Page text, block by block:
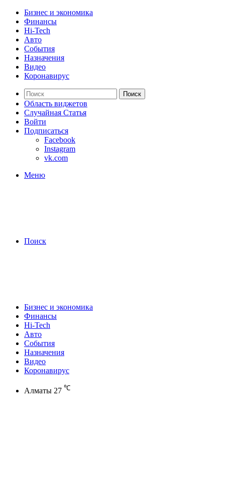
Бизнес и экономика
Финансы
Hi-Tech
Авто
События
Назначения
Видео
Коронавирус
Поиск
Область виджетов
Случайная Статья
Войти
Подписаться
Facebook
Instagram
vk.com
Меню
Поиск
Бизнес и экономика
Финансы
Hi-Tech
Авто
События
Назначения
Видео
Коронавирус
Алматы 27 ℃